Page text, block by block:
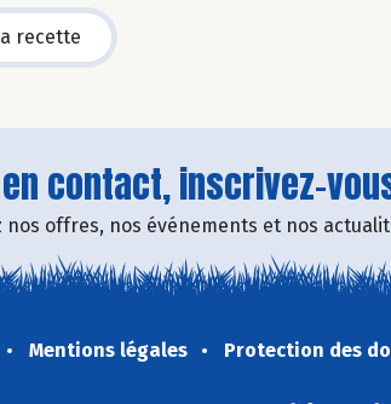
recette
contact, inscrivez-
nos offres, nos événements et nos
Mentions légales Protection des